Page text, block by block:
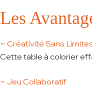
Les
~ Créativité Sans
Cette table à colorier
~ Jeu Collaboratif